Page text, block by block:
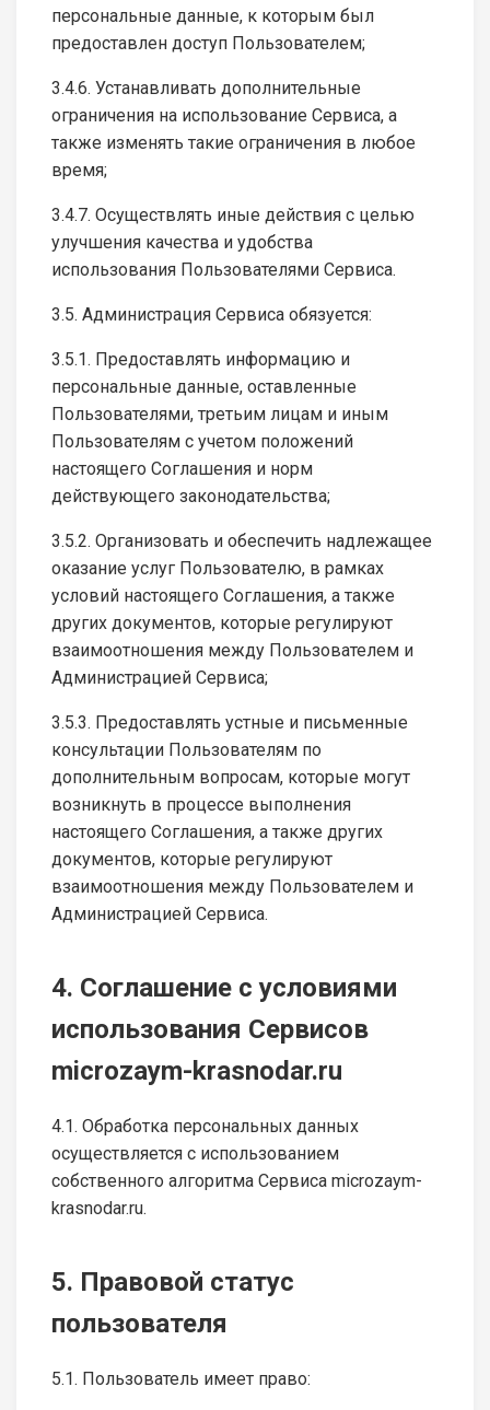
персональные данные, к которым был
предоставлен доступ Пользователем;
3.4.6. Устанавливать дополнительные
ограничения на использование Сервиса, а
также изменять такие ограничения в любое
время;
3.4.7. Осуществлять иные действия с целью
улучшения качества и удобства
использования Пользователями Сервиса.
3.5. Администрация Сервиса обязуется:
3.5.1. Предоставлять информацию и
персональные данные, оставленные
Пользователями, третьим лицам и иным
Пользователям с учетом положений
настоящего Соглашения и норм
действующего законодательства;
3.5.2. Организовать и обеспечить надлежащее
оказание услуг Пользователю, в рамках
условий настоящего Соглашения, а также
других документов, которые регулируют
взаимоотношения между Пользователем и
Администрацией Сервиса;
3.5.3. Предоставлять устные и письменные
консультации Пользователям по
дополнительным вопросам, которые могут
возникнуть в процессе выполнения
настоящего Соглашения, а также других
документов, которые регулируют
взаимоотношения между Пользователем и
Администрацией Сервиса.
4. Соглашение с условиями
использования Сервисов
microzaym-krasnodar.ru
4.1. Обработка персональных данных
осуществляется с использованием
собственного алгоритма Сервиса microzaym-
krasnodar.ru.
5. Правовой статус
пользователя
5.1. Пользователь имеет право: